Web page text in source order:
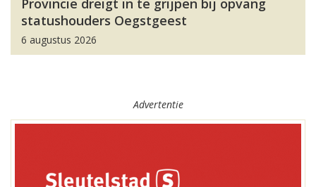
Provincie dreigt in te grijpen bij opvang
statushouders Oegstgeest
6 augustus 2026
Advertentie